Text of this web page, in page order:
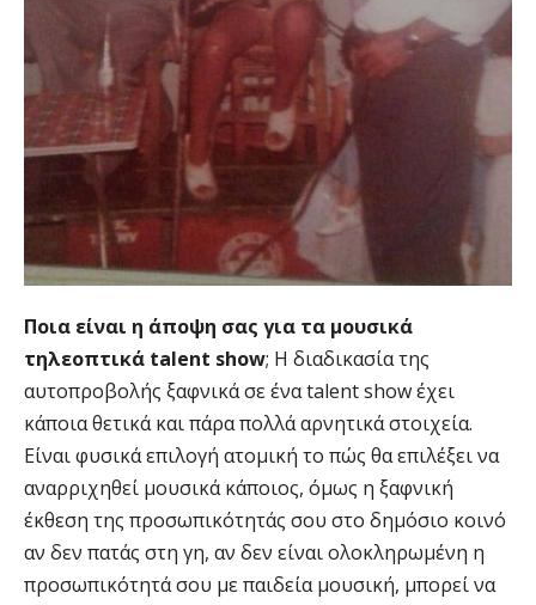
Ποια είναι η άποψη σας για τα μουσικά
τηλεοπτικά talent show; Η διαδικασία της
αυτοπροβολής ξαφνικά σε ένα talent show έχει
κάποια θετικά και πάρα πολλά αρνητικά στοιχεία.
Είναι φυσικά επιλογή ατομική το πώς θα επιλέξει να
αναρριχηθεί μουσικά κάποιος, όμως η ξαφνική
έκθεση της προσωπικότητάς σου στο δημόσιο κοινό
αν δεν πατάς στη γη, αν δεν είναι ολοκληρωμένη η
προσωπικότητά σου με παιδεία μουσική, μπορεί να